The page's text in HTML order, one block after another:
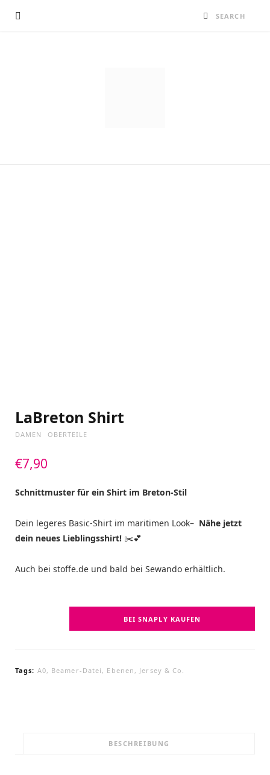
LaBreton Shirt
DAMEN OBERTEILE
€7,90
Schnittmuster für ein Shirt im Breton-Stil
Dein legeres Basic-Shirt im maritimen Look– Nähe jetzt
dein neues Lieblingsshirt! ✂️💕
Auch bei stoffe.de und bald bei Sewando erhältlich.
BEI SNAPLY KAUFEN
Tags: A0, Beamer-Datei , Ebenen , Jersey & Co.
BESCHREIBUNG